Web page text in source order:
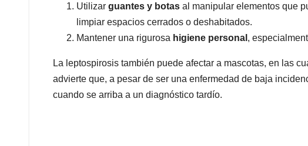
​Utilizar guantes y botas al manipular elementos que
limpiar espacios cerrados o deshabitados.
​Mantener una rigurosa higiene personal ,
​La leptospirosis también puede afectar a mascotas, en las
advierte que, a pesar de ser una enfermedad de baja
cuando se arriba a un diagnóstico tardío.